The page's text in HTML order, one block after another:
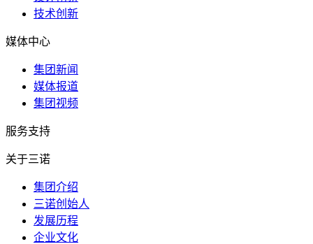
技术创新
媒体中心
集团新闻
媒体报道
集团视频
服务支持
关于三诺
集团介绍
三诺创始人
发展历程
企业文化